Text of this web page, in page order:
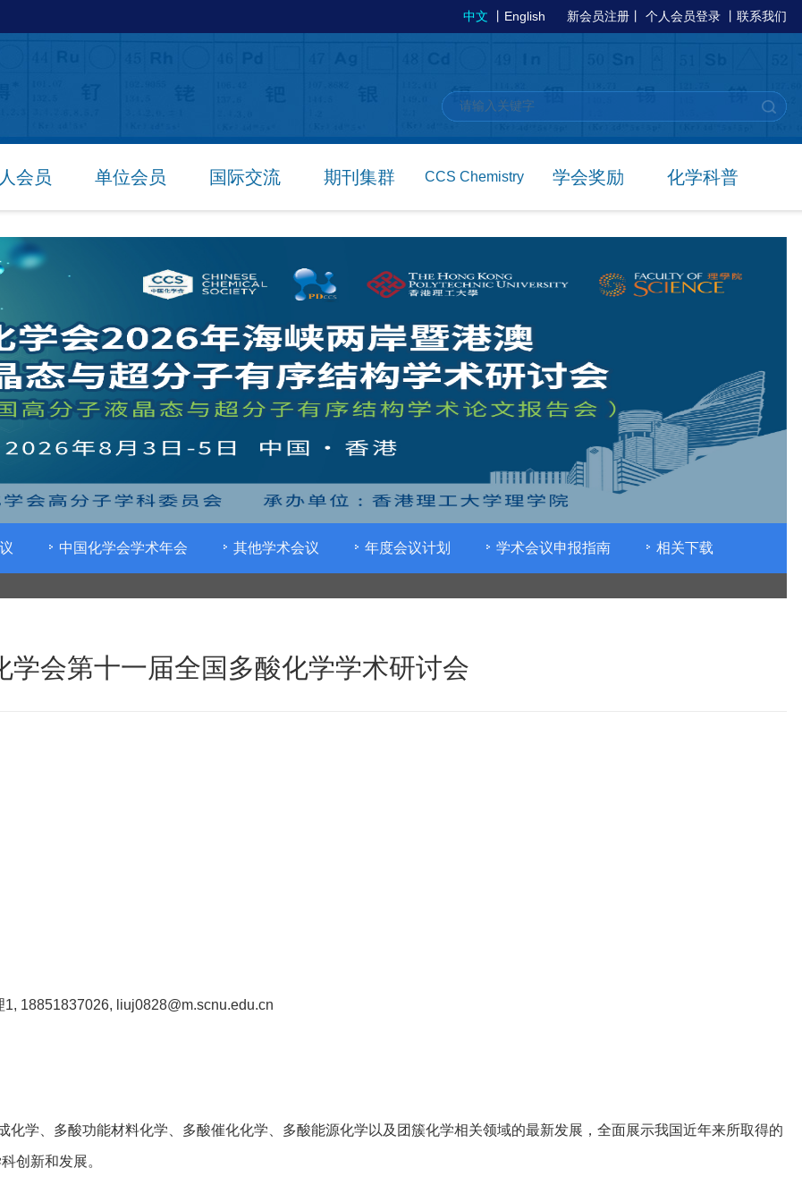
中文 English 新会员注册 个人会员登录 联系我们
会员 单位会员 国际交流 期刊集群 CCS Chemistry 学会奖励 化学科普
中国化学会学术年会 其他学术会议 年度会议计划 学术会议申报指南 相关下载
学会第十一届全国多酸化学学术研讨会
18851837026, liuj0828@m.scnu.edu.cn
化学、多酸功能材料化学、多酸催化化学、多酸能源化学以及团簇化学相关领域的最新发展，全面展示我国近年来所取得的
创新和发展。